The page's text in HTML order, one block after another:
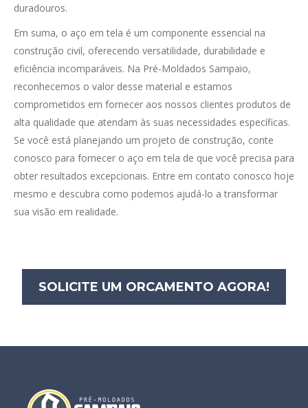
duradouros.
Em suma, o aço em tela é um componente essencial na
construção civil, oferecendo versatilidade, durabilidade e
eficiência incomparáveis. Na Pré-Moldados Sampaio,
reconhecemos o valor desse material e estamos
comprometidos em fornecer aos nossos clientes produtos de
alta qualidade que atendam às suas necessidades específicas.
Se você está planejando um projeto de construção, conte
conosco para fornecer o aço em tela de que você precisa para
obter resultados excepcionais. Entre em contato conosco hoje
mesmo e descubra como podemos ajudá-lo a transformar
sua visão em realidade.
SOLICITE UM ORCAMENTO AGORA!